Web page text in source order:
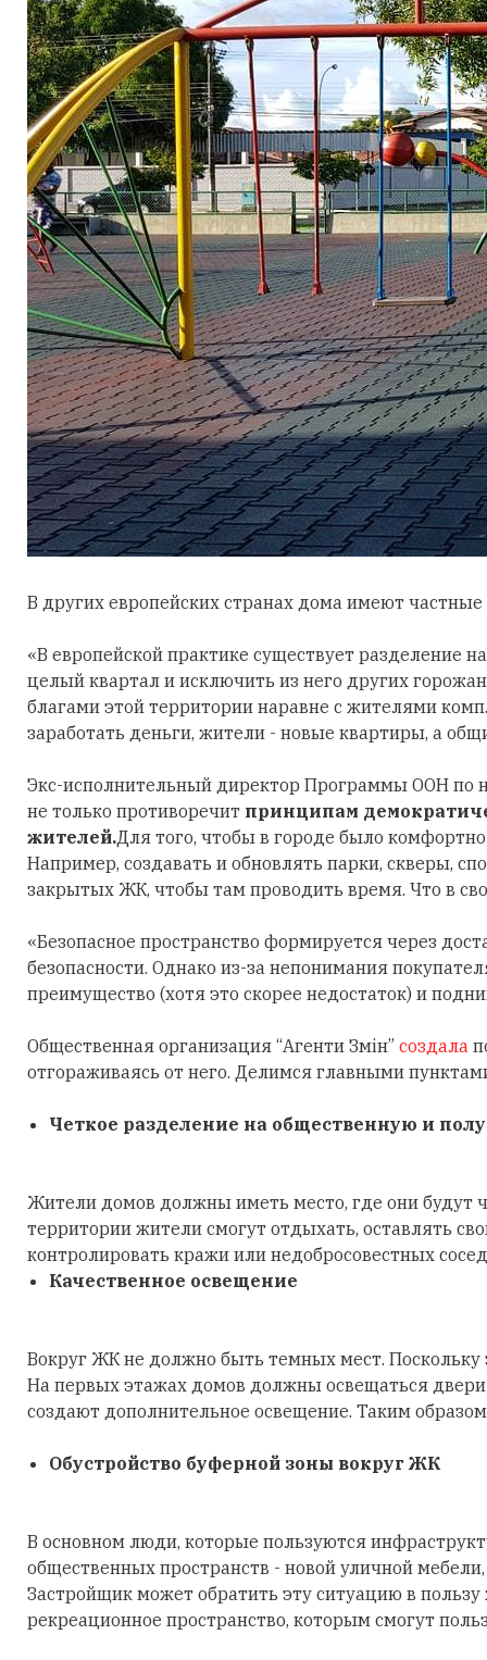
В других европейских странах дома имеют
«В европейской практике существует разделение
целый квартал и исключить из него других
благами этой территории наравне с жителями
заработать деньги, жители - новые квартиры, а
Экс-исполнительный директор Программы ООН по
не только противоречит принципам
жителей.Для того, чтобы в городе было
Например, создавать и обновлять парки, скверы,
закрытых ЖК, чтобы там проводить время. Что в
«Безопасное пространство формируется через
безопасности. Однако из-за непонимания
преимущество (хотя это скорее недостаток) и
Общественная организация “Агенти Змін” создала
отгораживаясь от него. Делимся главными
Четкое разделение на общественную и
Жители домов должны иметь место, где они будут
территории жители смогут отдыхать, оставлять
контролировать кражи или недобросовестных
Качественное освещение
Вокруг ЖК не должно быть темных мест. Поскольку
На первых этажах домов должны освещаться
создают дополнительное освещение. Таким
Обустройство буферной зоны вокруг ЖК
В основном люди, которые пользуются
общественных пространств - новой уличной
Застройщик может обратить эту ситуацию в
рекреационное пространство, которым смогут